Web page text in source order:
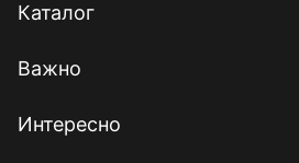
Каталог
Важно
Интересно